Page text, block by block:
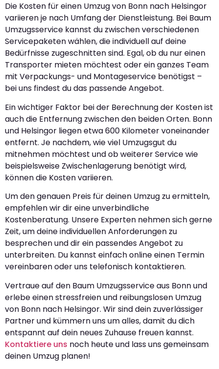
Die Kosten für einen Umzug von Bonn nach Helsingor
variieren je nach Umfang der Dienstleistung. Bei Baum
Umzugsservice kannst du zwischen verschiedenen
Servicepaketen wählen, die individuell auf deine
Bedürfnisse zugeschnitten sind. Egal, ob du nur einen
Transporter mieten möchtest oder ein ganzes Team
mit Verpackungs- und Montageservice benötigst –
bei uns findest du das passende Angebot.
Ein wichtiger Faktor bei der Berechnung der Kosten ist
auch die Entfernung zwischen den beiden Orten. Bonn
und Helsingor liegen etwa 600 Kilometer voneinander
entfernt. Je nachdem, wie viel Umzugsgut du
mitnehmen möchtest und ob weiterer Service wie
beispielsweise Zwischenlagerung benötigt wird,
können die Kosten variieren.
Um den genauen Preis für deinen Umzug zu ermitteln,
empfehlen wir dir eine unverbindliche
Kostenberatung. Unsere Experten nehmen sich gerne
Zeit, um deine individuellen Anforderungen zu
besprechen und dir ein passendes Angebot zu
unterbreiten. Du kannst einfach online einen Termin
vereinbaren oder uns telefonisch kontaktieren.
Vertraue auf den Baum Umzugsservice aus Bonn und
erlebe einen stressfreien und reibungslosen Umzug
von Bonn nach Helsingor. Wir sind dein zuverlässiger
Partner und kümmern uns um alles, damit du dich
entspannt auf dein neues Zuhause freuen kannst.
Kontaktiere uns noch heute und lass uns gemeinsam
deinen Umzug planen!